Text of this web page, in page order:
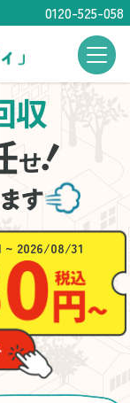
0120-525-058
収
せ
！
~ 2026/08/31